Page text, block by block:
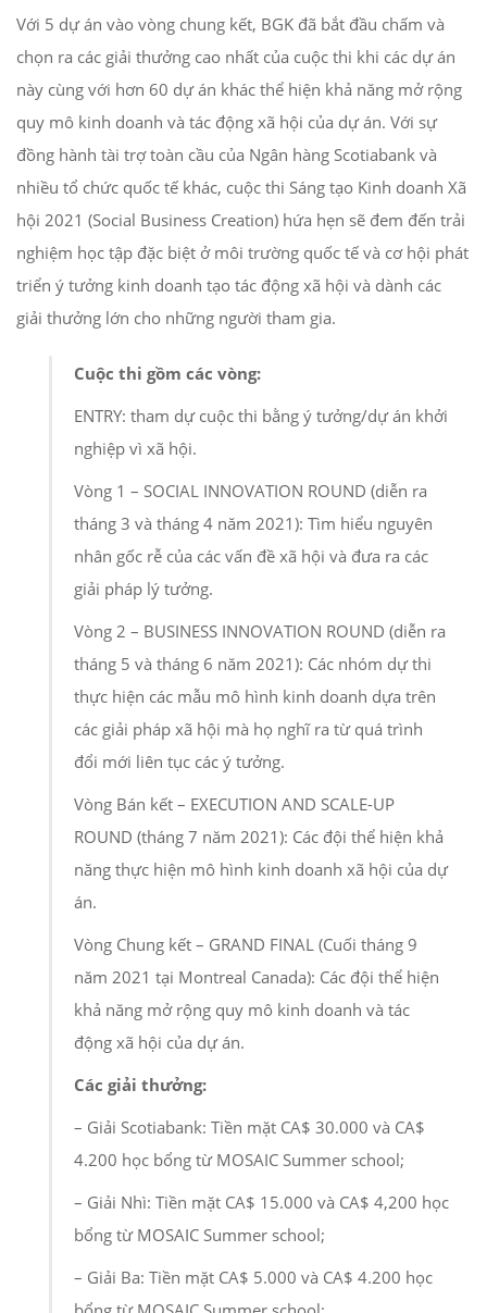
Với 5 dự án vào vòng chung kết, BGK đã bắt đầu chấm và
chọn ra các giải thưởng cao nhất của cuộc thi khi các dự án
này cùng với hơn 60 dự án khác thể hiện khả năng mở rộng
quy mô kinh doanh và tác động xã hội của dự án. Với sự
đồng hành tài trợ toàn cầu của Ngân hàng Scotiabank và
nhiều tổ chức quốc tế khác, cuộc thi Sáng tạo Kinh doanh Xã
hội 2021 (Social Business Creation) hứa hẹn sẽ đem đến trải
nghiệm học tập đặc biệt ở môi trường quốc tế và cơ hội phát
triển ý tưởng kinh doanh tạo tác động xã hội và dành các
giải thưởng lớn cho những người tham gia.
Cuộc thi gồm các vòng:
ENTRY: tham dự cuộc thi bằng ý tưởng/dự án khởi
nghiệp vì xã hội.
Vòng 1 – SOCIAL INNOVATION ROUND (diễn ra
tháng 3 và tháng 4 năm 2021): Tìm hiểu nguyên
nhân gốc rễ của các vấn đề xã hội và đưa ra các
giải pháp lý tưởng.
Vòng 2 – BUSINESS INNOVATION ROUND (diễn ra
tháng 5 và tháng 6 năm 2021): Các nhóm dự thi
thực hiện các mẫu mô hình kinh doanh dựa trên
các giải pháp xã hội mà họ nghĩ ra từ quá trình
đổi mới liên tục các ý tưởng.
Vòng Bán kết – EXECUTION AND SCALE-UP
ROUND (tháng 7 năm 2021): Các đội thể hiện khả
năng thực hiện mô hình kinh doanh xã hội của dự
án.
Vòng Chung kết – GRAND FINAL (Cuối tháng 9
năm 2021 tại Montreal Canada): Các đội thể hiện
khả năng mở rộng quy mô kinh doanh và tác
động xã hội của dự án.
Các giải thưởng:
– Giải Scotiabank: Tiền mặt CA$ 30.000 và CA$
4.200 học bổng từ MOSAIC Summer school;
– Giải Nhì: Tiền mặt CA$ 15.000 và CA$ 4,200 học
bổng từ MOSAIC Summer school;
– Giải Ba: Tiền mặt CA$ 5.000 và CA$ 4.200 học